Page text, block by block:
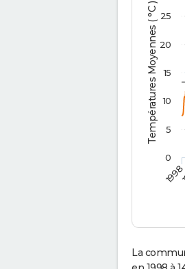
Températures Moyennes ( °C )
1998
0
5
10
15
20
25
La